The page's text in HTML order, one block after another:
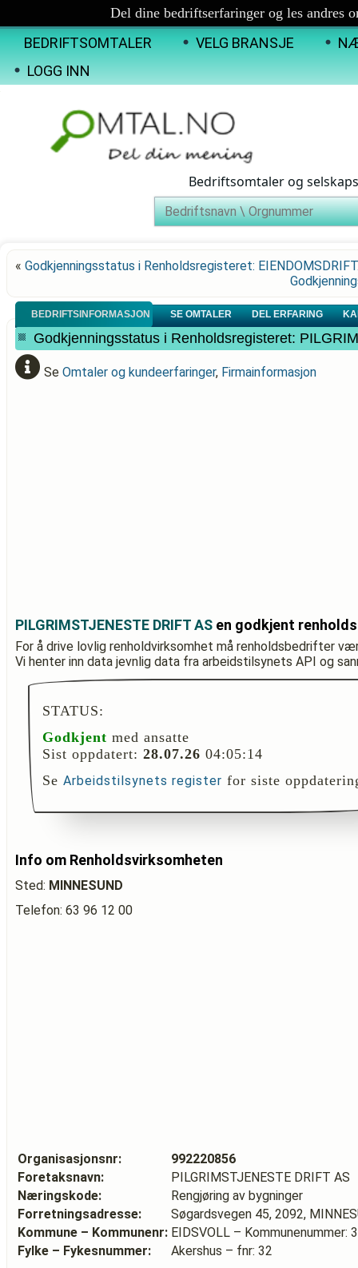
Del dine bedriftserfaringer og les andres
BEDRIFTSOMTALER VELG BRANSJE
LOGG INN
Bedriftsomtaler og
« Godkjenningsstatus i Renholdsregisteret:
BEDRIFTSINFORMASJON SE OMTALER DEL ERFARING
Godkjenningsstatus i Renholdsregisteret:
Se Omtaler og kundeerfaringer, Firmainformasjon
PILGRIMSTJENESTE DRIFT AS en godkjent
For å drive lovlig renholdvirksomhet må renholdsbedrifter
Vi henter inn data jevnlig data fra arbeidstilsynets API og
STATUS:
Godkjent med ansatte
Sist oppdatert: 28.07.26 04:05:14
Se Arbeidstilsynets register for siste
Info om Renholdsvirksomheten
Sted: MINNESUND
Telefon: 63 96 12 00
Organisasjonsnr:
992220856
Foretaksnavn:
PILGRIMSTJENESTE DRIFT AS
Næringskode:
Rengjøring av bygninger
Forretningsadresse:
Søgardsvegen 45, 2092,
Kommune – Kommunenr: EIDSVOLL – Kommunenummer:
Fylke – Fykesnummer:
Akershus – fnr: 32